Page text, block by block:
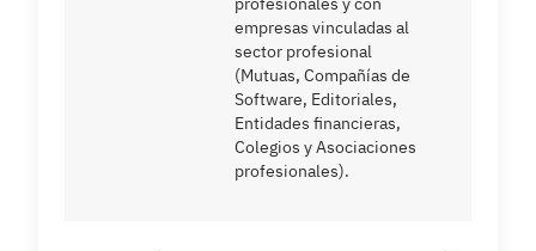
empresas vinculadas al
sector profesional
(Mutuas, Compañías de
Software, Editoriales,
Entidades financieras,
Colegios y Asociaciones
profesionales).